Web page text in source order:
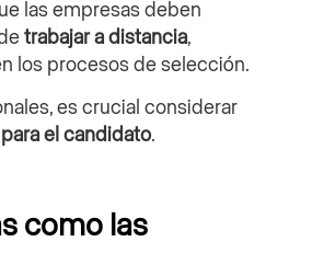
las empresas deben
trabajar a distancia,
los procesos de selección.
es crucial considerar
el candidato.
como las